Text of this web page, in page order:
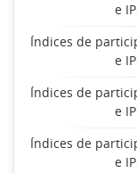
e
Índices de
e
Índices de
e
Índices de
e